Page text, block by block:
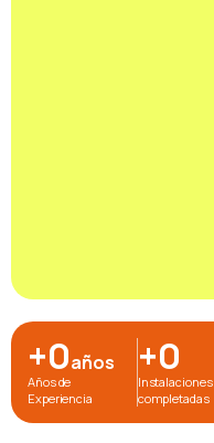
Años de
Experiencia
+0años
Instalaciones
completadas
+0